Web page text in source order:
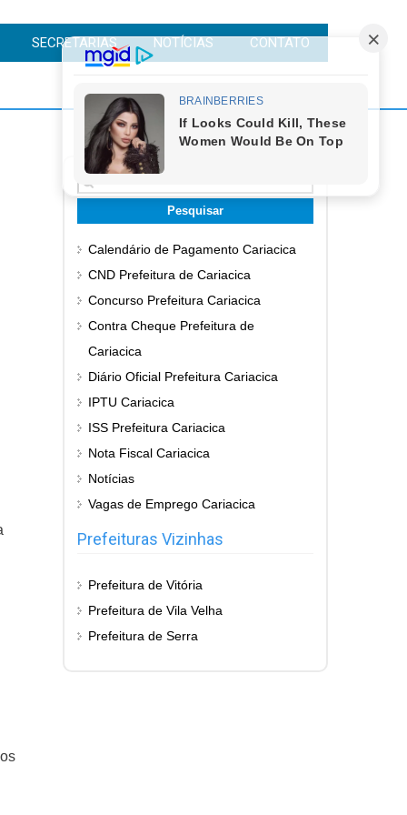
SECRETARIAS NOTÍCIAS CONTATO
Pesquisar
por:
Calendário de Pagamento Cariacica
CND Prefeitura de Cariacica
Concurso Prefeitura Cariacica
Contra Cheque Prefeitura de
Cariacica
Diário Oficial Prefeitura Cariacica
IPTU Cariacica
ISS Prefeitura Cariacica
Nota Fiscal Cariacica
Notícias
Vagas de Emprego Cariacica
Prefeituras Vizinhas
Prefeitura de Vitória
Prefeitura de Vila Velha
Prefeitura de Serra